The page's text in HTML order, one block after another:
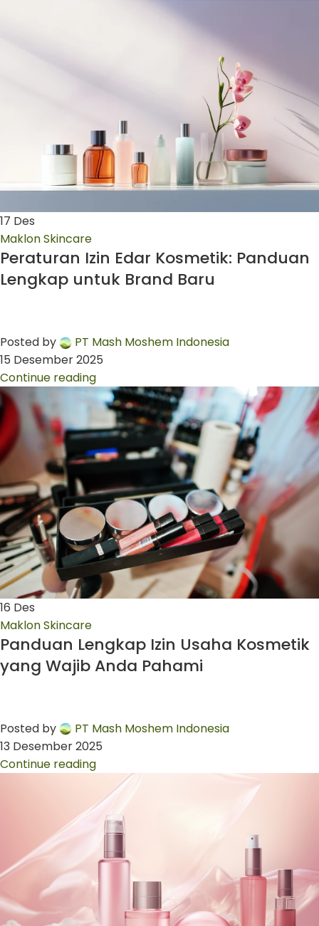
17 Des
Maklon Skincare
Peraturan Izin Edar Kosmetik: Panduan
Lengkap untuk Brand Baru
Posted by
PT Mash Moshem Indonesia
15 Desember 2025
Continue reading
16 Des
Maklon Skincare
Panduan Lengkap Izin Usaha Kosmetik
yang Wajib Anda Pahami
Posted by
PT Mash Moshem Indonesia
13 Desember 2025
Continue reading